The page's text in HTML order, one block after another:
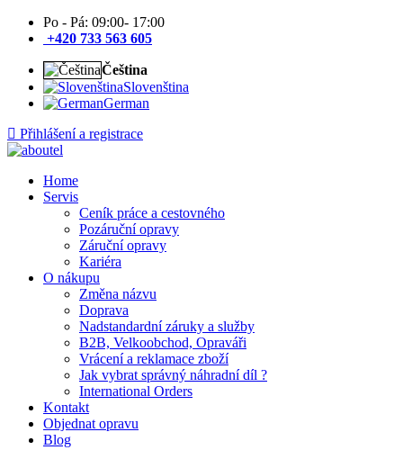
Po - Pá: 09:00- 17:00
+420 733 563 605
Čeština
Slovenština
German
Přihlášení a registrace
Home
Servis
Ceník práce a cestovného
Pozáruční opravy
Záruční opravy
Kariéra
O nákupu
Změna názvu
Doprava
Nadstandardní záruky a služby
B2B, Velkoobchod, Opraváři
Vrácení a reklamace zboží
Jak vybrat správný náhradní díl ?
International Orders
Kontakt
Objednat opravu
Blog